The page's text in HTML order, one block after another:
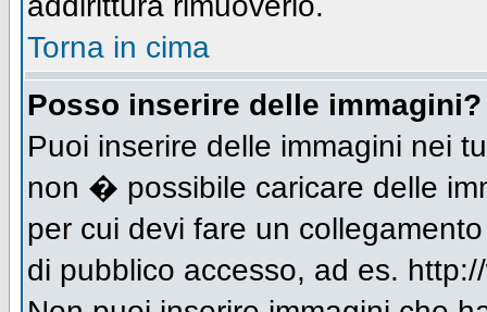
Torna in cima
Posso inserire delle immagini?
Puoi inserire delle immagini nei
non � possibile caricare delle
per cui devi fare un
di pubblico accesso, ad es.